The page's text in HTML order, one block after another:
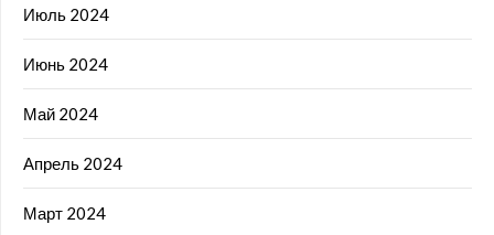
Июль 2024
Июнь 2024
Май 2024
Апрель 2024
Март 2024